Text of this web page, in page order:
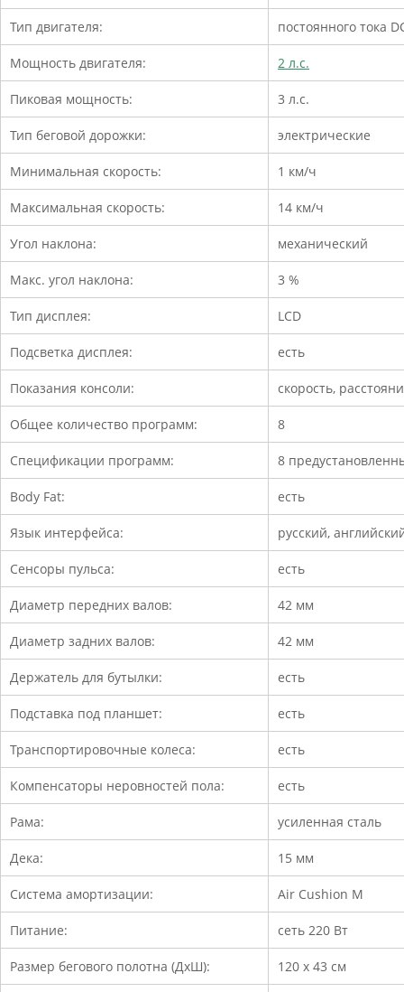
Тип двигателя: постоянного тока
Мощность двигателя: 2 л.с.
Пиковая мощность: 3 л.с.
Тип беговой дорожки: электрические
Минимальная скорость: 1 км/ч
Максимальная скорость: 14 км/ч
Угол наклона: механический
Макс. угол наклона: 3 %
Тип дисплея: LCD
Подсветка дисплея: есть
Показания консоли: скорость,
Общее количество программ: 8
Спецификации программ: 8
Body Fat: есть
Язык интерфейса: русский,
Сенсоры пульса: есть
Диаметр передних валов: 42 мм
Диаметр задних валов: 42 мм
Держатель для бутылки: есть
Подставка под планшет: есть
Транспортировочные колеса: есть
Компенсаторы неровностей пола: есть
Рама: усиленная сталь
Дека: 15 мм
Система амортизации: Air Cushion M
Питание: сеть 220 Вт
Размер бегового полотна (ДхШ): 120 х 43 см